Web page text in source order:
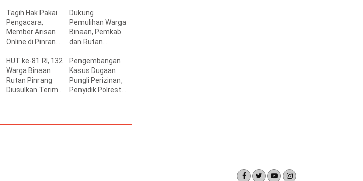
Tagih Hak Pakai
Pengacara,
Member Arisan
Online di Pinrang
Owner
Dukung
Pemulihan Warga
Binaan, Pemkab
dan Rutan
Sinergi
Pembinaan
HUT ke-81 RI, 132
Warga Binaan
Rutan Pinrang
Diusulkan Terima
Pengembangan
Kasus Dugaan
Pungli Perizinan,
Penyidik Polresta